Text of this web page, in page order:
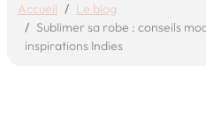
Accueil
Le blog
Sublimer sa robe : conseils
inspirations Indies